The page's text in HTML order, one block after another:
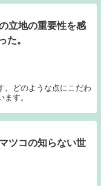
立地の重要性を感
た。
。どのような点にこだわ
す。
ツコの知らない世